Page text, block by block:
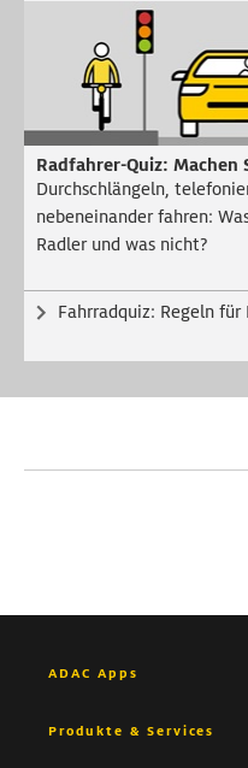
Radfahrer-Quiz: Machen
Durchschlängeln,
nebeneinander fahren:
Radler und was nicht?
Fahrradquiz: Regeln für
ADAC Apps
Pannenhilfe App
Produkte & Services